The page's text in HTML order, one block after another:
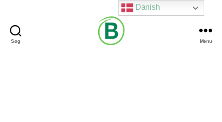
Søg Menu
Danish